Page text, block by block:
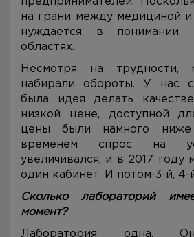
на грани между медициной и
нуждается в
областях.
Несмотря на трудности,
набирали обороты. У нас с
была идея делать
низкой цене, доступной
цены были намного
временем спрос на
увеличивался, и в 2017
один кабинет. И потом-3-й, 4-
Сколько лабораторий
момент?
Лаборатория одна.